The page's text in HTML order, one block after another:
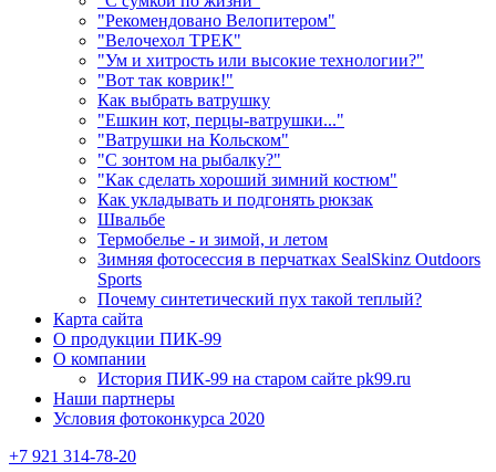
"Рекомендовано Велопитером"
"Велочехол ТРЕК"
"Ум и хитрость или высокие технологии?"
"Вот так коврик!"
Как выбрать ватрушку
"Ешкин кот, перцы-ватрушки..."
"Ватрушки на Кольском"
"С зонтом на рыбалку?"
"Как сделать хороший зимний костюм"
Как укладывать и подгонять рюкзак
Швальбе
Термобелье - и зимой, и летом
Зимняя фотосессия в перчатках SealSkinz Outdoors
Sports
Почему синтетический пух такой теплый?
Карта сайта
О продукции ПИК-99
О компании
История ПИК-99 на старом сайте pk99.ru
Наши партнеры
Условия фотоконкурса 2020
+7 921 314-78-20